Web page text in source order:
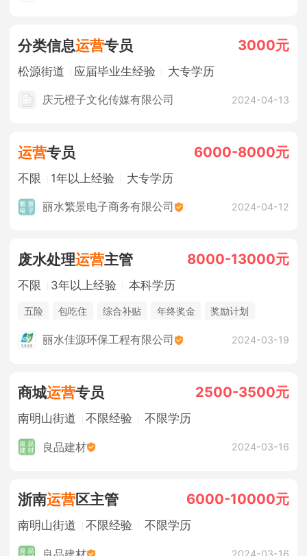
分类信息运营专员 3000元
松源街道 应届毕业生经验 大专学历
庆元橙子文化传媒有限公司 2024-04-13
运营专员 6000-8000元
不限 1年以上经验 大专学历
丽水繁景电子商务有限公司 2024-04-12
废水处理运营主管 8000-13000元
不限 3年以上经验 本科学历
五险 包吃住 综合补贴 年终奖金
奖励计划
休假制度
丽水佳源环保工程有限公司 2024-03-19
商城运营专员 2500-3500元
南明山街道 不限经验 不限学历
良品建材 2024-03-16
浙南运营区主管 6000-10000元
南明山街道 不限经验 不限学历